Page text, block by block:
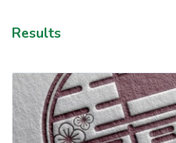
Results